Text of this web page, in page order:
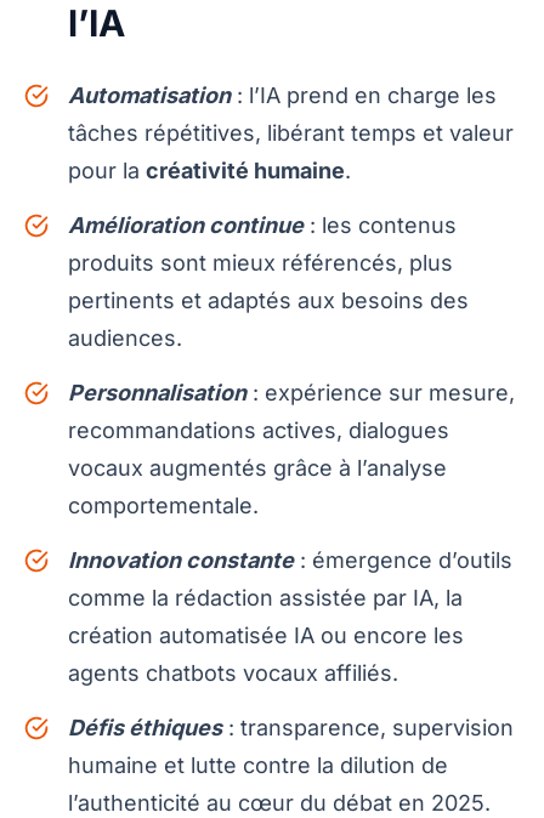
l’IA
Automatisation: l’IA prend en charge les
tâches répétitives, libérant temps et valeur
pour la créativité humaine.
Amélioration continue: les contenus
produits sont mieux référencés, plus
pertinents et adaptés aux besoins des
audiences.
Personnalisation: expérience sur mesure,
recommandations actives, dialogues
vocaux augmentés grâce à l’analyse
comportementale.
Innovation constante: émergence d’outils
comme la rédaction assistée par IA, la
création automatisée IA ou encore les
agents chatbots vocaux affiliés.
Défis éthiques: transparence, supervision
humaine et lutte contre la dilution de
l’authenticité au cœur du débat en 2025.